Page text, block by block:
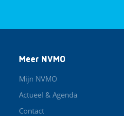
Meer NVMO
Mijn NVMO
Actueel & Agenda
Contact